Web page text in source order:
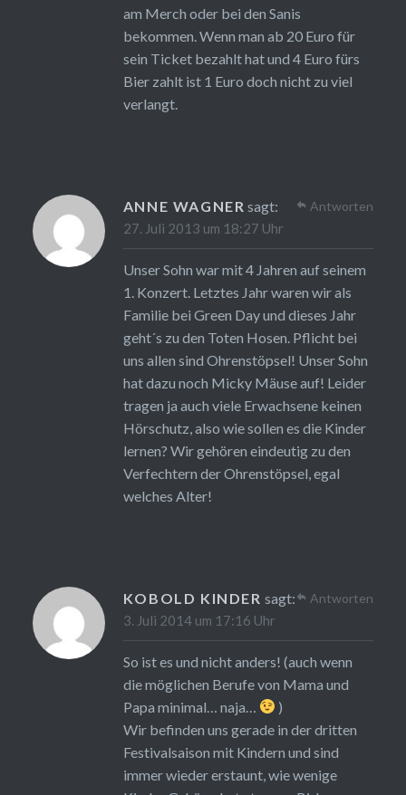
am Merch oder bei den Sanis
bekommen. Wenn man ab 20 Euro für
sein Ticket bezahlt hat und 4 Euro fürs
Bier zahlt ist 1 Euro doch nicht zu viel
verlangt.
ANNE WAGNER sagt:
27. Juli 2013 um 18:27 Uhr
Unser Sohn war mit 4 Jahren auf seinem
1. Konzert. Letztes Jahr waren wir als
Familie bei Green Day und dieses Jahr
geht´s zu den Toten Hosen. Pflicht bei
uns allen sind Ohrenstöpsel! Unser Sohn
hat dazu noch Micky Mäuse auf! Leider
tragen ja auch viele Erwachsene keinen
Hörschutz, also wie sollen es die Kinder
lernen? Wir gehören eindeutig zu den
Verfechtern der Ohrenstöpsel, egal
welches Alter!
Antworten
KOBOLD KINDER sagt:
3. Juli 2014 um 17:16 Uhr
So ist es und nicht anders! (auch wenn
die möglichen Berufe von Mama und
Papa minimal… naja…
)
Wir befinden uns gerade in der dritten
Festivalsaison mit Kindern und sind
immer wieder erstaunt, wie wenige
Antworten